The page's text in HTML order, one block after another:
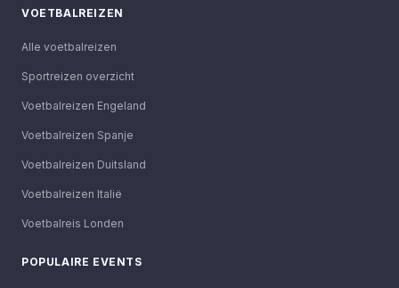
VOETBALREIZEN
Alle voetbalreizen
Sportreizen overzicht
Voetbalreizen Engeland
Voetbalreizen Spanje
Voetbalreizen Duitsland
Voetbalreizen Italië
Voetbalreis Londen
POPULAIRE EVENTS